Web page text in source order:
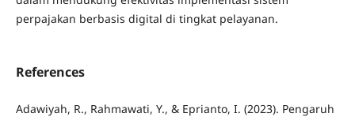
perpajakan berbasis digital di tingkat pelayanan.
References
Adawiyah, R., Rahmawati, Y., & Eprianto, I. (2023). Pengaruh